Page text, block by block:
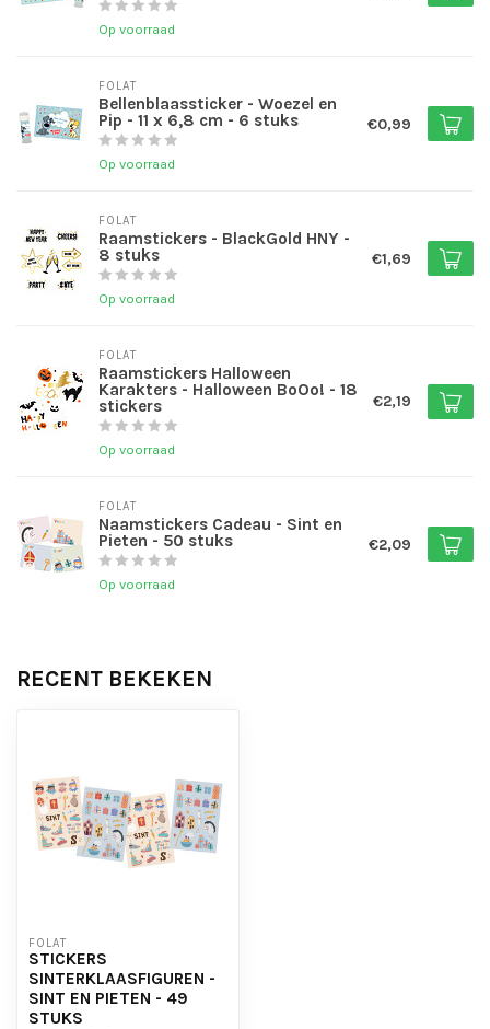
Op voorraad
FOLAT
Bellenblaassticker - Woezel en
Pip - 11 x 6,8 cm - 6 stuks
Op voorraad
€0,99
FOLAT
Raamstickers - BlackGold HNY -
8 stuks
Op voorraad
€1,69
FOLAT
Raamstickers Halloween
Karakters - Halloween BoOo! - 18
stickers
Op voorraad
€2,19
FOLAT
Naamstickers Cadeau - Sint en
Pieten - 50 stuks
Op voorraad
€2,09
RECENT BEKEKEN
FOLAT
STICKERS
SINTERKLAASFIGUREN -
SINT EN PIETEN - 49
STUKS